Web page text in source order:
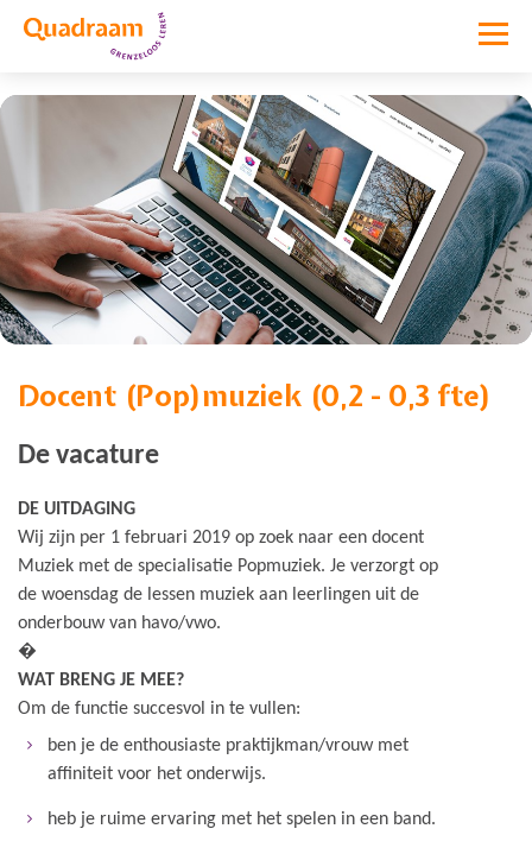
Vacature niet meer actief
Docent (Pop)muziek (0,2 - 0,3 fte)
De vacature
DE UITDAGING
Wij zijn per 1 februari 2019 op zoek naar een docent
Muziek met de specialisatie Popmuziek. Je verzorgt op
de woensdag de lessen muziek aan leerlingen uit de
onderbouw van havo/vwo.
�
WAT BRENG JE MEE?
Om de functie succesvol in te vullen:
ben je de enthousiaste praktijkman/vrouw met
affiniteit voor het onderwijs.
heb je ruime ervaring met het spelen in een band.